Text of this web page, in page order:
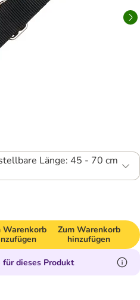
Länge: 45 - 70 cm
Warenkorb
Zum Warenkorb
hinzufügen
für dieses Produkt